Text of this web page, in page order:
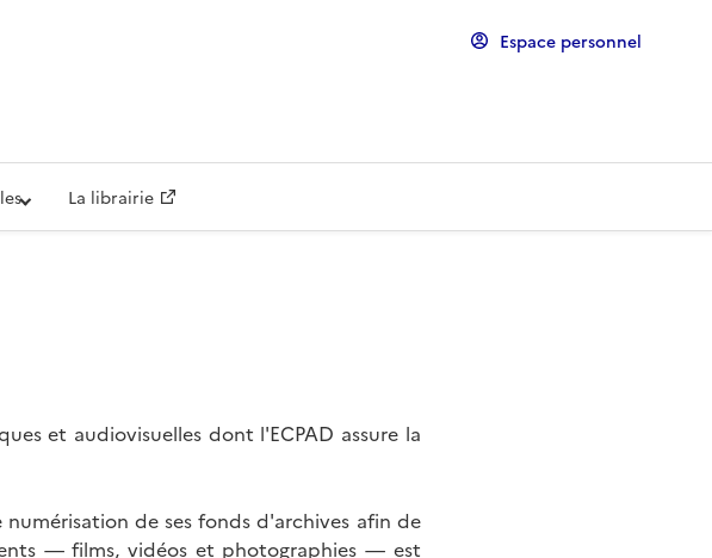
Espace personnel
La librairie
et audiovisuelles dont l'ECPAD assure la
numérisation de ses fonds d'archives afin de
— films, vidéos et photographies — est